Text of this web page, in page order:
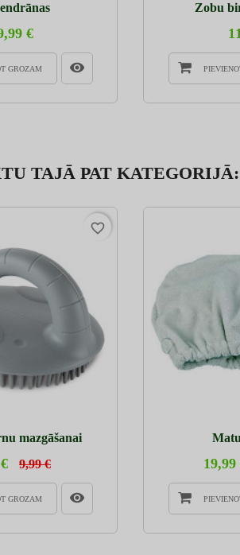
€
GROZAM
Zobu
TAJĀ PAT KATEGORIJĀ:
mazgāšanai
9,99 €
GROZAM
favorite_border
19,99